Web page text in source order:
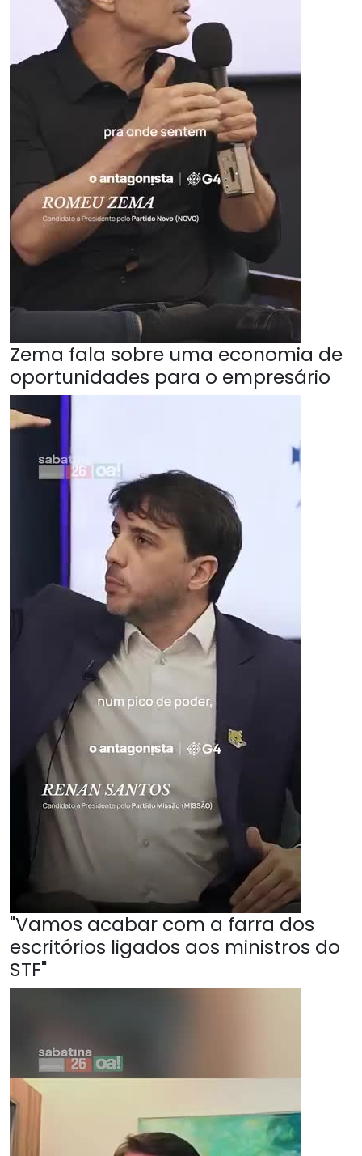
Zema fala sobre uma economia de
oportunidades para o empresário
"Vamos acabar com a farra dos
escritórios ligados aos ministros do
STF"